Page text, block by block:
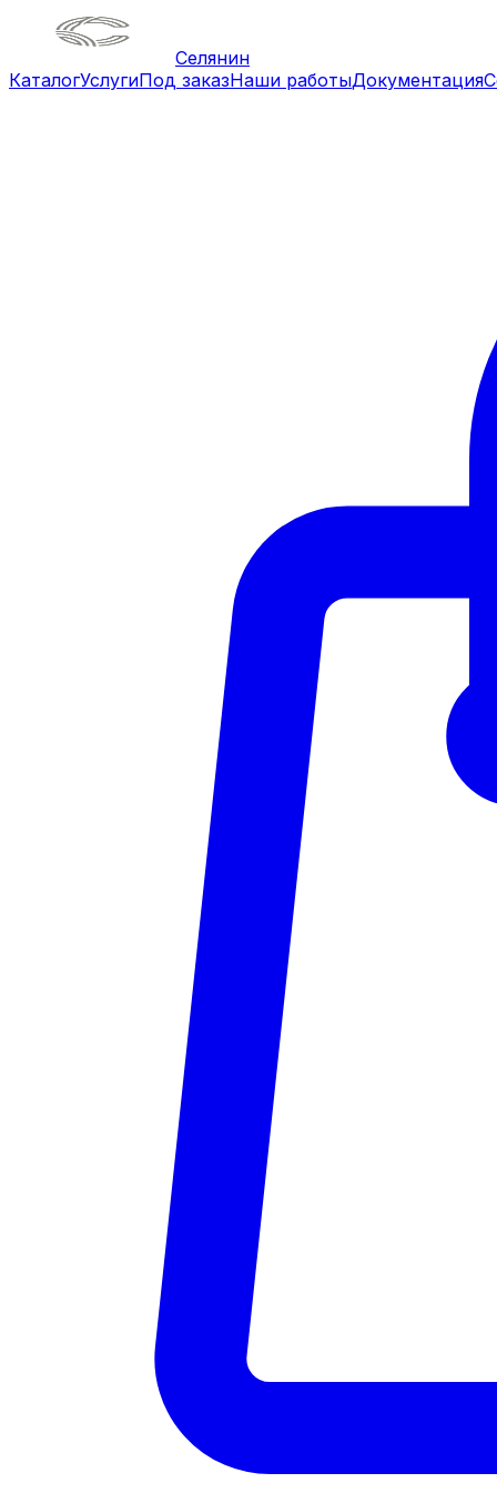
Селянин
КаталогУслугиПод заказНаши работыДокументация